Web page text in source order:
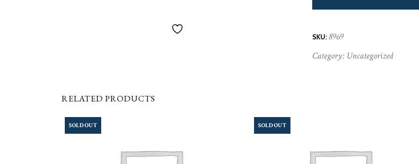
SKU: 8969
Category: Uncategorized
RELATED PRODUCTS
SOLD OUT SOLD OUT